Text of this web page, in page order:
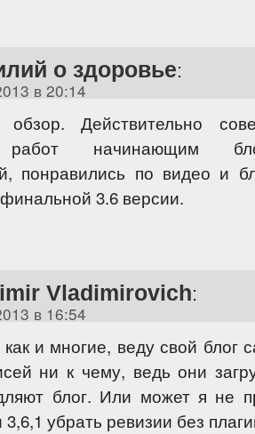
о здоровье:
в 20:14
Действительно
работ начинающим
понравились по видео и
3.6 версии.
Vladimirovich:
в 16:54
и многие, веду свой блог
ни к чему, ведь они
блог. Или может я не
убрать ревизии без